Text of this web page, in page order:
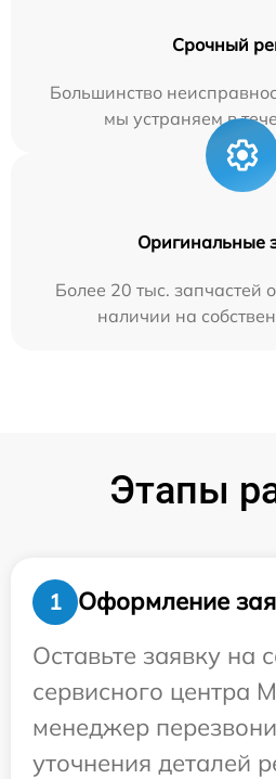
Срочный
Большинство
мы устраняем в
Оригинальные
Более 20 тыс. запчастей
наличии на
Этапы
1
Оформление
Оставьте заявку на
сервисного центра
менеджер
уточнения деталей